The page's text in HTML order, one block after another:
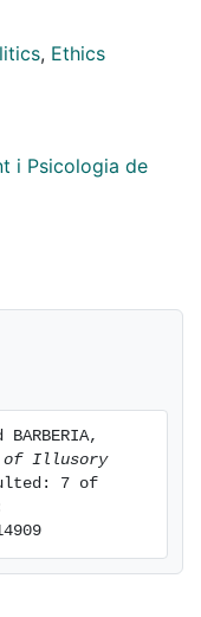
, Ethics
i Psicologia de
BARBERIA,
of Illusory
7 of